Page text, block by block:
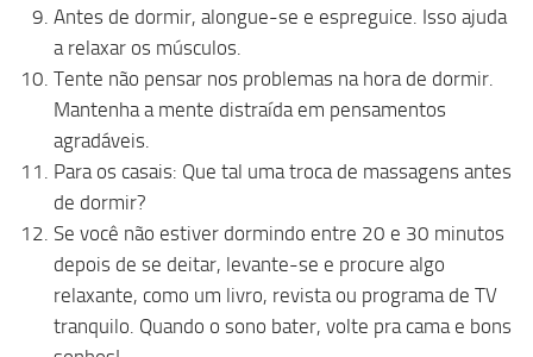
Antes de dormir, alongue-se e espreguice. Isso ajuda
a relaxar os músculos.
Tente não pensar nos problemas na hora de dormir.
Mantenha a mente distraída em pensamentos
agradáveis.
Para os casais: Que tal uma troca de massagens antes
de dormir?
Se você não estiver dormindo entre 20 e 30 minutos
depois de se deitar, levante-se e procure algo
relaxante, como um livro, revista ou programa de TV
tranquilo. Quando o sono bater, volte pra cama e bons